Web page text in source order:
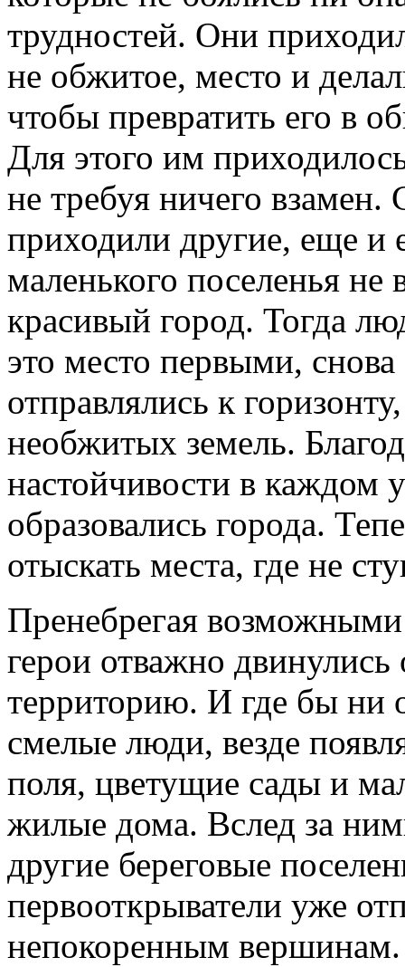
трудностей. Они
не обжитое, место и
чтобы превратить его в
Для этого им
не требуя ничего
приходили другие, еще и
маленького поселенья не
красивый город. Тогда
это место первыми,
отправлялись к
необжитых земель.
настойчивости в каждом
образовались города.
отыскать места, где не
Пренебрегая
герои отважно двинулись
территорию. И где бы ни
смелые люди, везде
поля, цветущие сады и
жилые дома. Вслед за
другие береговые
первооткрыватели уже
непокоренным вершинам.